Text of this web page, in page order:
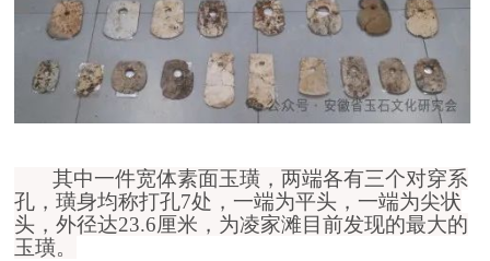
其中一件宽体素面玉璜，两端各有三个对穿系
孔，璜身均称打孔7处，一端为平头，一端为尖状
头，外径达23.6厘米，为凌家滩目前发现的最大的
玉璜。